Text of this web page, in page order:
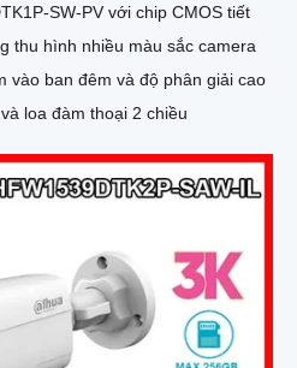
SW-PV với chip CMOS tiết
thu hình nhiều màu sắc camera
vào ban đêm và độ phân giải cao
loa đàm thoại 2 chiều